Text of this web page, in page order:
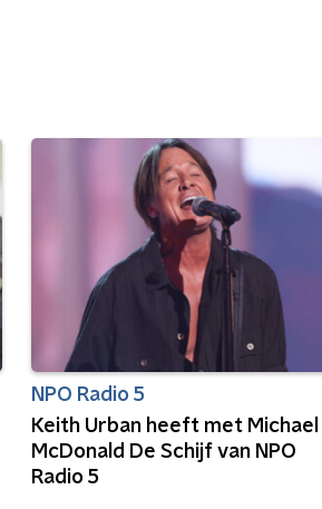
NPO Radio 5
Keith Urban heeft met Michael
McDonald De Schijf van NPO
Radio 5